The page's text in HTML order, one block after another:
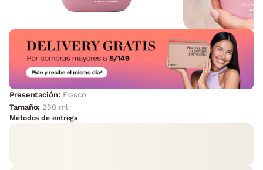
Presentación: Frasco
Tamaño: 250 ml
Métodos de entrega